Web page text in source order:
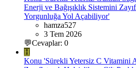
Enerji ve Bağışıklık Sistemini
Yorgunluğa Yol Açabiliyor'
hamza527
3 Tem 2026
💬Cevaplar: 0
H
Konu 'Sürekli Yetersiz C Vitamini